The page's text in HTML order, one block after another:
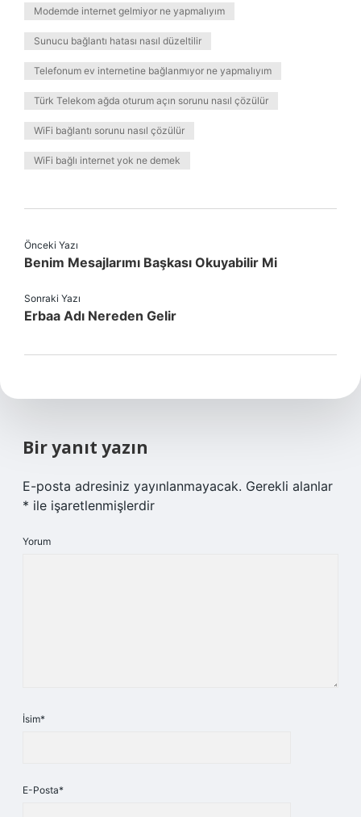
Modemde internet gelmiyor ne yapmalıyım
Sunucu bağlantı hatası nasıl düzeltilir
Telefonum ev internetine bağlanmıyor ne yapmalıyım
Türk Telekom ağda oturum açın sorunu nasıl çözülür
WiFi bağlantı sorunu nasıl çözülür
WiFi bağlı internet yok ne demek
Önceki Yazı
Benim Mesajlarımı Başkası Okuyabilir Mi
Sonraki Yazı
Erbaa Adı Nereden Gelir
Bir yanıt yazın
E-posta adresiniz yayınlanmayacak. Gerekli alanlar
* ile işaretlenmişlerdir
Yorum
İsim*
E-Posta*